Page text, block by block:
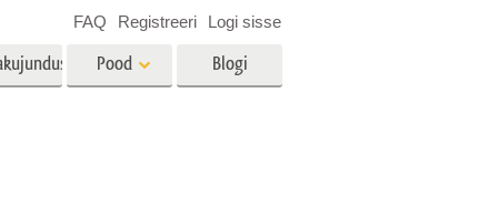
Pood Blogi
FAQ Registreeri Logi sisse